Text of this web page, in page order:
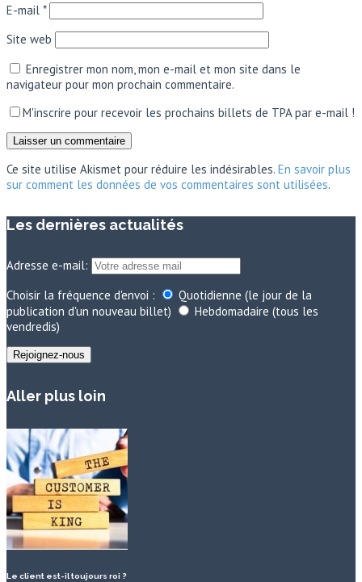
E-mail *
Site web
Enregistrer mon nom, mon e-mail et mon site dans le
navigateur pour mon prochain commentaire.
M'inscrire pour recevoir les prochains billets de TPA par e-mail !
Ce site utilise Akismet pour réduire les indésirables. En savoir plus
sur comment les données de vos commentaires sont utilisées.
Les dernières actualités
Adresse e-mail:
Choisir la fréquence d'envoi :
Quotidienne (le jour de la
publication d'un nouveau billet)
Hebdomadaire (tous les
vendredis)
Aller plus loin
Le client est-il toujours roi ?